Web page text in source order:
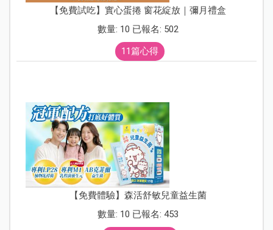
【免費試吃】實心蛋捲 窗花綻放｜彌月禮盒
數量: 10 已報名: 502
11篇心得
【免費體驗】森活舒敏兒童益生菌
數量: 10 已報名: 453